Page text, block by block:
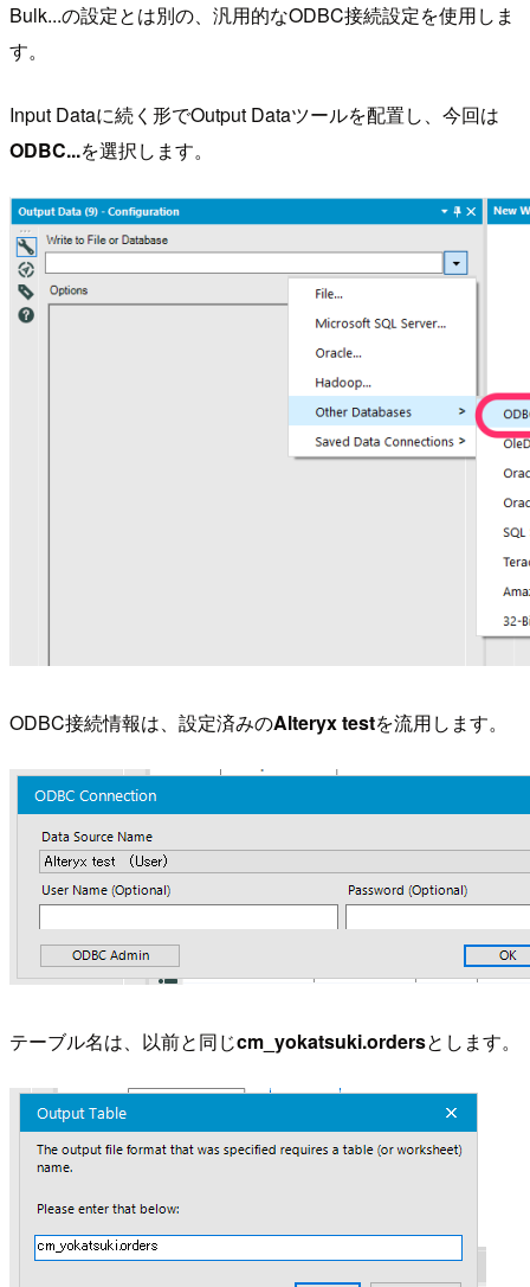
Bulk...の設定とは別の、汎用的なODBC接続設定を使用しま
す。
Input Dataに続く形でOutput Dataツールを配置し、今回は
ODBC...を選択します。
ODBC接続情報は、設定済みのAlteryx testを流用します。
テーブル名は、以前と同じcm_yokatsuki.ordersとします。